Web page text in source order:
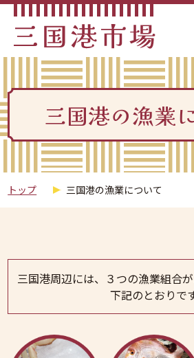
三国港の漁業
トップ 三国港の漁業について
三国港周辺には、３つの漁業組合
下記のとおりで